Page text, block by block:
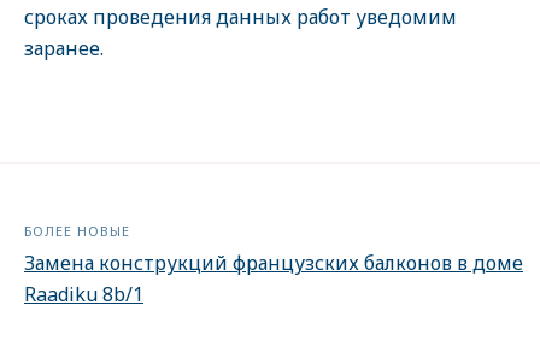
сроках проведения данных работ уведомим
заранее.
БОЛЕЕ НОВЫЕ
Замена конструкций французских балконов в доме
Raadiku 8b/1